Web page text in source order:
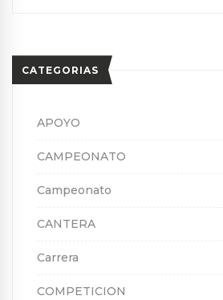
CATEGORIAS
APOYO
CAMPEONATO
Campeonato
CANTERA
Carrera
COMPETICION